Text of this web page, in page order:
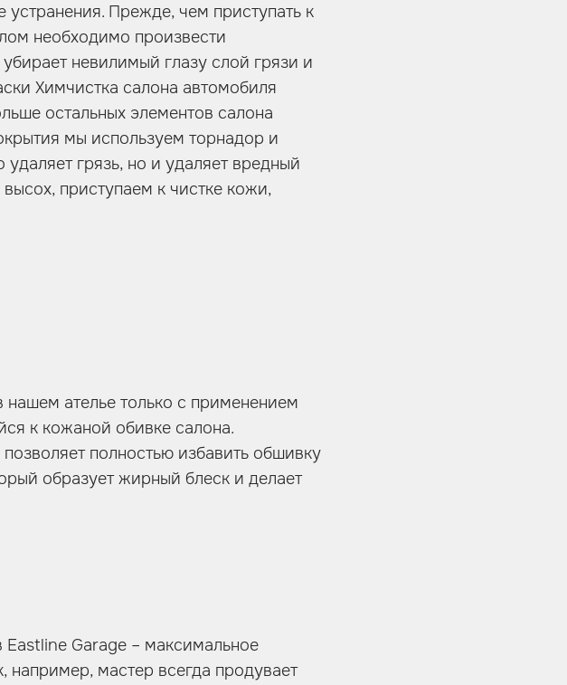
Прежде, чем приступать к
необходимо произвести
невилимый глазу слой грязи и
Химчистка салона автомобиля
остальных элементов салона
мы используем торнадор и
грязь, но и удаляет вредный
приступаем к чистке кожи,
ателье только с применением
к кожаной обивке салона.
полностью избавить обшивку
образует жирный блеск и делает
Garage – максимальное
мастер всегда продувает